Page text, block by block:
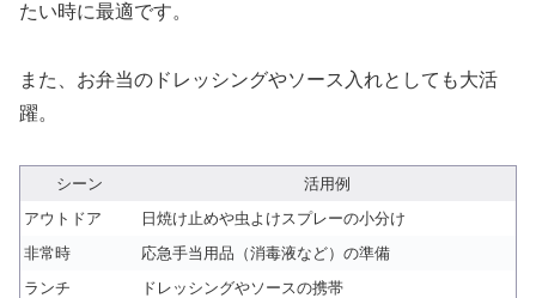
たい時に最適です。
また、お弁当のドレッシングやソース入れとしても大活
躍。
シーン
活用例
アウトドア
日焼け止めや虫よけスプレーの小分け
非常時
応急手当用品（消毒液など）の準備
ランチ
ドレッシングやソースの携帯